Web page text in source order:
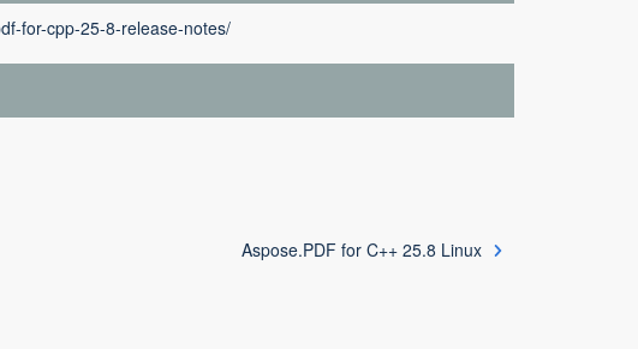
for-cpp-25-8-release-notes/
Aspose.PDF for C++ 25.8 Linux